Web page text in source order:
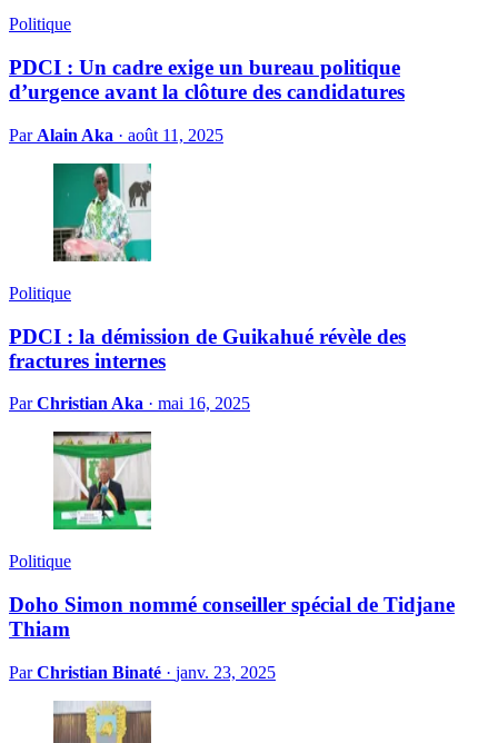
Politique
PDCI : Un cadre exige un bureau politique
d’urgence avant la clôture des candidatures
Par Alain Aka · août 11, 2025
Politique
PDCI : la démission de Guikahué révèle des
fractures internes
ParChristian Aka · mai 16, 2025
Politique
Doho Simon nommé conseiller spécial de Tidjane
Thiam
ParChristian Binaté · janv. 23, 2025